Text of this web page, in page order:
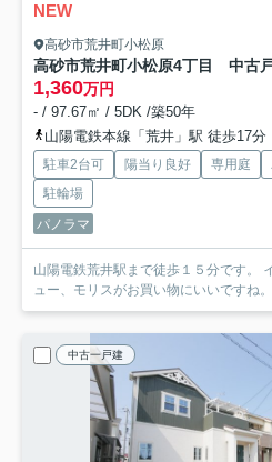
NEW
高砂市荒井町小松原
高砂市荒井町小松原4丁目 中古
1,360万円
- / 97.67㎡ / 5DK /築50年
山陽電鉄本線「荒井」駅 徒歩17分
駐車2台可 陽当り良好 専用庭
駐輪場
パノラマ
山陽電鉄荒井駅まで徒歩１５分です。
ュー、モリスがお買い物にいいですね
中古一戸建